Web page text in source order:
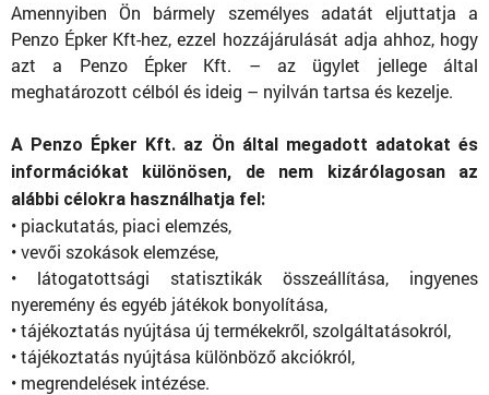
Amennyiben Ön bármely személyes adatát eljuttatja a
Penzo Épker Kft-hez, ezzel hozzájárulását adja ahhoz, hogy
azt a Penzo Épker Kft. – az ügylet jellege által
meghatározott célból és ideig – nyilván tartsa és kezelje.
A Penzo Épker Kft. az Ön által megadott adatokat és
információkat különösen, de nem kizárólagosan az
alábbi célokra használhatja fel:
• piackutatás, piaci elemzés,
• vevői szokások elemzése,
• látogatottsági statisztikák összeállítása, ingyenes
nyeremény és egyéb játékok bonyolítása,
• tájékoztatás nyújtása új termékekről, szolgáltatásokról,
• tájékoztatás nyújtása különböző akciókról,
• megrendelések intézése.